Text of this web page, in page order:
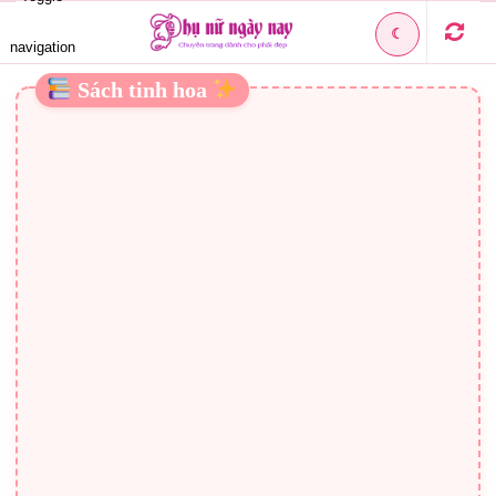
navigation
☾
(Làm Đẹp)
– Ngoài phong cách ăn mặc, trang điểm mắt luôn được các
bạn nữ quan tâm.
Với phong cách tự nhiên đơn giản, các cô nàng Hàn Quốc
luôn được chú ý không chỉ ở
cách ăn
Sách tinh hoa